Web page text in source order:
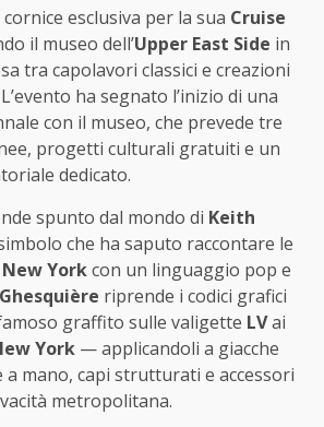
cornice esclusiva per la sua Cruise
il museo dell’Upper East Side in
tra capolavori classici e creazioni
ha segnato l’inizio di una
con il museo, che prevede tre
progetti culturali gratuiti e un
dedicato.
spunto dal mondo di Keith
che ha saputo raccontare le
New Yorkcon un linguaggio pop e
riprende i codici grafici
graffito sulle valigette LVai
York — applicandoli a giacche
a mano, capi strutturati e accessori
metropolitana.